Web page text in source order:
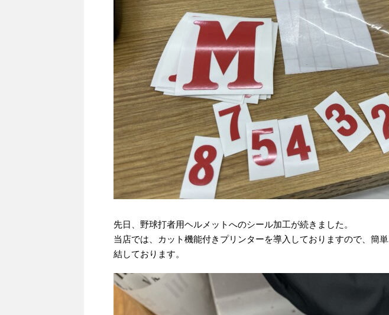
先日、野球打者用ヘルメットへのシール加工が続きました。
当店では、カット機能付きプリンターを導入しておりますので、簡
結しております。